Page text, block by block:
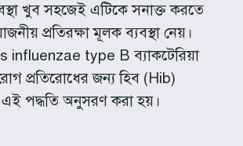
খুব সহজেই এটিকে সনাক্ত করতে
প্রতিরক্ষা মূলক ব্যবস্থা নেয়।
influenzae type B ব্যাকটেরিয়া
রোগ প্রতিরোধের জন্য হিব (Hib)
এই পদ্ধতি অনুসরণ করা হয়।